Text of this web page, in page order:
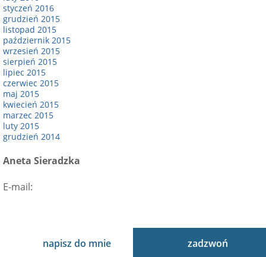
styczeń 2016
grudzień 2015
listopad 2015
październik 2015
wrzesień 2015
sierpień 2015
lipiec 2015
czerwiec 2015
maj 2015
kwiecień 2015
marzec 2015
luty 2015
grudzień 2014
Aneta Sieradzka
E-mail:
Strategy, design, marketing & support byweb.lex
napisz do mnie zadzwoń
Privacy & Cookies Policy